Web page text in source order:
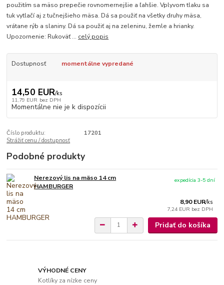
použitím sa mäso prepečie rovnomernejšie a ľahšie. Vplyvom tlaku sa
tuk vytlačí aj z tučnejšieho mäsa. Dá sa použiť na všetky druhy mäsa,
vrátane rýb a slaniny. Dá sa použiť aj na zeleninu, žemle a hrianky.
Upozornenie: Rukoväť ... celý popis
Dostupnosť momentálne vypredané
14,50 EUR/ks
11,79 EUR bez DPH
Momentálne nie je k dispozícii
Číslo produktu:
17201
Strážiť cenu / dostupnosť
Podobné produkty
Nerezový lis na mäso 14 cm
HAMBURGER
8,90 EUR/ks
7,24 EUR bez DPH
expedícia 3-5 dní
Pridať do košíka
VÝHODNÉ CENY
Kotlíky za nízke ceny